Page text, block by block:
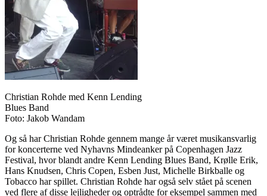
Christian Rohde med Kenn Lending
Blues Band
Foto: Jakob Wandam
Og så har Christian Rohde gennem mange år været musikansvarlig
for koncerterne ved Nyhavns Mindeanker på Copenhagen Jazz
Festival, hvor blandt andre Kenn Lending Blues Band, Krølle Erik,
Hans Knudsen, Chris Copen, Esben Just, Michelle Birkballe og
Tobacco har spillet. Christian Rohde har også selv stået på scenen
ved flere af disse lejligheder og optrådte for eksempel sammen med